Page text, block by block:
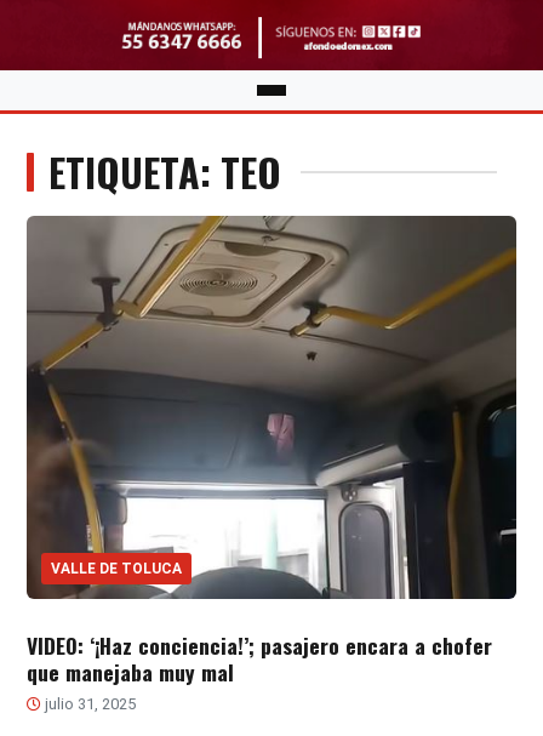
ETIQUETA: TEO
VALLE DE TOLUCA
VIDEO: ‘¡Haz conciencia!’; pasajero encara a chofer
que manejaba muy mal
julio 31, 2025